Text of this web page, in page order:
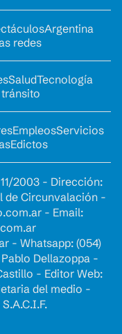
Argentina
redes
SaludTecnología
EmpleosServicios
Edictos
2003 - Dirección:
de Circunvalación -
- Email:
- Whatsapp: (054)
Dellazoppa -
- Editor Web:
del medio -